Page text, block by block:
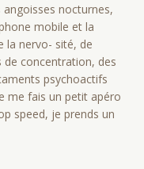
nocturnes,
mobile et la
la nervo- sité, de
concentration, des
psychoactifs
me fais un petit apéro
speed, je prends un